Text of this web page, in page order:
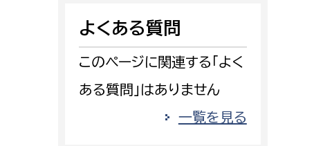
警防第2課
監査事務局
監査事務局
よくある質問
このページに関連する「よく
ある質問」はありません
一覧を見る